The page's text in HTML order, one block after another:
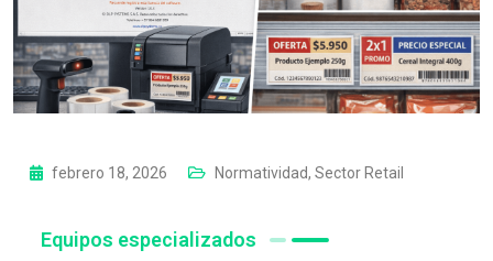
febrero 18, 2026 Normatividad, Sector Retail
Equipos especializados